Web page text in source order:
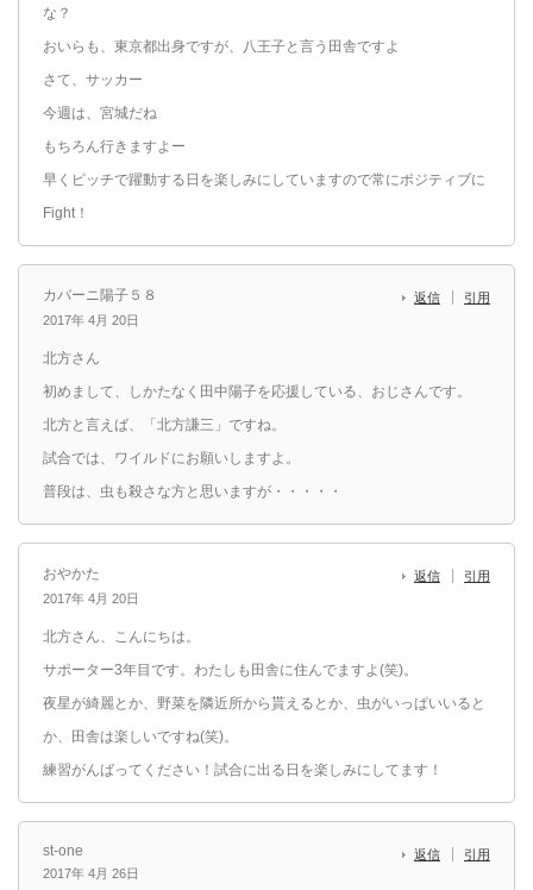
な？
おいらも、東京都出身ですが、八王子と言う田舎ですよ
さて、サッカー
今週は、宮城だね
もちろん行きますよー
早くピッチで躍動する日を楽しみにしていますので常にポジティブに
Fight！
カバーニ陽子５８
2017年 4月 20日
返信 引用
北方さん
初めまして、しかたなく田中陽子を応援している、おじさんです。
北方と言えば、「北方謙三」ですね。
試合では、ワイルドにお願いしますよ。
普段は、虫も殺さな方と思いますが・・・・・
おやかた
2017年 4月 20日
返信 引用
北方さん、こんにちは。
サポーター3年目です。わたしも田舎に住んでますよ(笑)。
夜星が綺麗とか、野菜を隣近所から貰えるとか、虫がいっぱいいると
か、田舎は楽しいですね(笑)。
練習がんばってください！試合に出る日を楽しみにしてます！
st-one
2017年 4月 26日
返信 引用